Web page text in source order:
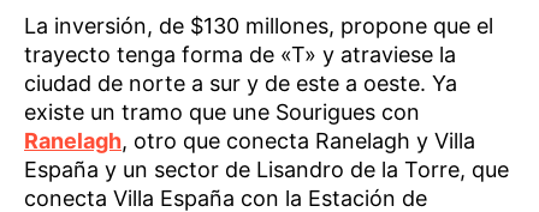
La inversión, de $130 millones, propone que el
trayecto tenga forma de «T» y atraviese la
ciudad de norte a sur y de este a oeste. Ya
existe un tramo que une Sourigues con
Ranelagh, otro que conecta Ranelagh y Villa
España y un sector de Lisandro de la Torre, que
conecta Villa España con la Estación de